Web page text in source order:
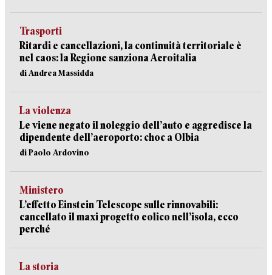
Trasporti
Ritardi e cancellazioni, la continuità territoriale è
nel caos: la Regione sanziona Aeroitalia
di Andrea Massidda
La violenza
Le viene negato il noleggio dell’auto e aggredisce la
dipendente dell’aeroporto: choc a Olbia
di Paolo Ardovino
Ministero
L’effetto Einstein Telescope sulle rinnovabili:
cancellato il maxi progetto eolico nell’isola, ecco
perché
La storia